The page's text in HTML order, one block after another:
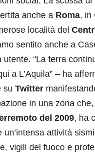
anche a Roma, in
località del
sentito anche a
utente. “La terra
a L’Aquila” – ha
su Twitter
in una zona
del 2009, ha
un’intensa attività
vigili del fuoco e